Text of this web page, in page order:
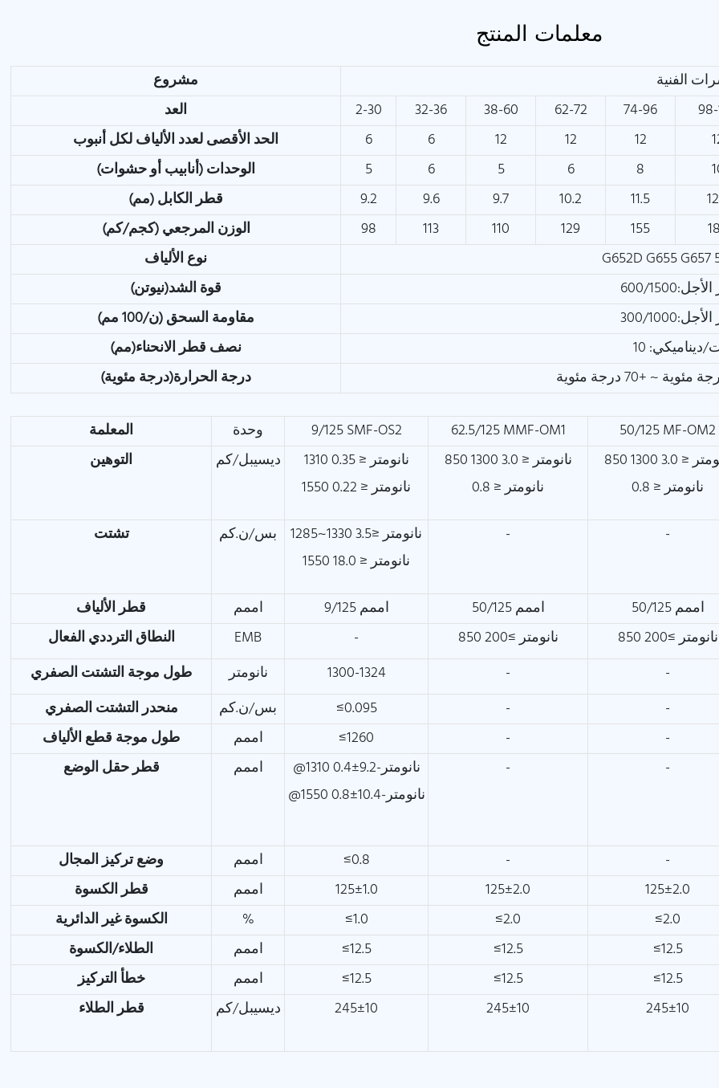
معلمات المنتج
مشروع
الفنية
العد
2-30 32-36 38-60 62-72 74-96
الحد الأقصى لعدد الألياف لكل أنبوب
6 6 12 12 12
الوحدات (أنابيب أو حشوات)
5 6 5 6 8
قطر الكابل (مم)
9.2 9.6 9.7 10.2 11.5
الوزن المرجعي (كجم/كم)
98 113 110 129 155
نوع الألياف
G652D G655 G657
قوة الشد(نيوتن)
1500
مقاومة السحق (ن/100 مم)
1000
نصف قطر الانحناء(مم)
درجة الحرارة(درجة مئوية)
المعلمة وحدة 9/125 SMF-OS2 62.5/125 MMF-OM1
50/125 MF-OM2
التوهين
ديسيبل/كم
1310 نانومتر ≤ 0.35
1550 نانومتر ≤ 0.22
850 نانومتر ≤ 3.0 1300
نانومتر ≤ 0.8
850 نانومتر ≤ 3.0 1300
نانومتر ≤ 0.8
تشتت
بس/ن.كم
1285~1330 نانومتر ≤3.5
1550 نانومتر ≤ 18.0
- -
قطر الألياف اممم 9/125 اممم 50/125 اممم
50/125 اممم
النطاق الترددي الفعال
EMB - 850 نانومتر ≥200
850 نانومتر ≥200
طول موجة التشتت الصفري
نانومتر 1300-1324 -
-
منحدر التشتت الصفري
بس/ن.كم ≤0.095 -
-
طول موجة قطع الألياف
اممم ≤1260 -
-
قطر حقل الوضع
اممم
@1310 نانومتر-9.2±0.4
@1550 نانومتر-10.4±0.8
- -
وضع تركيز المجال اممم ≤0.8 -
-
قطر الكسوة
اممم 125±1.0 125±2.0
125±2.0
الكسوة غير الدائرية
% ≤1.0 ≤2.0
≤2.0
الطلاء/الكسوة
اممم ≤12.5 ≤12.5
≤12.5
خطأ التركيز
اممم ≤12.5 ≤12.5
≤12.5
قطر الطلاء
ديسيبل/كم 245±10 245±10 245±10